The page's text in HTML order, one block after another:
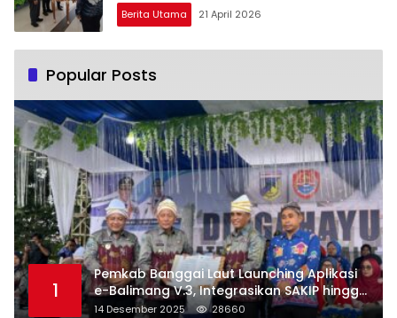
Berita Utama 21 April 2026
Popular Posts
1
Pemkab Banggai Laut Launching Aplikasi
e-Balimang V.3, Integrasikan SAKIP hingga
Satu Data Layanan Publik
14 Desember 2025 28660